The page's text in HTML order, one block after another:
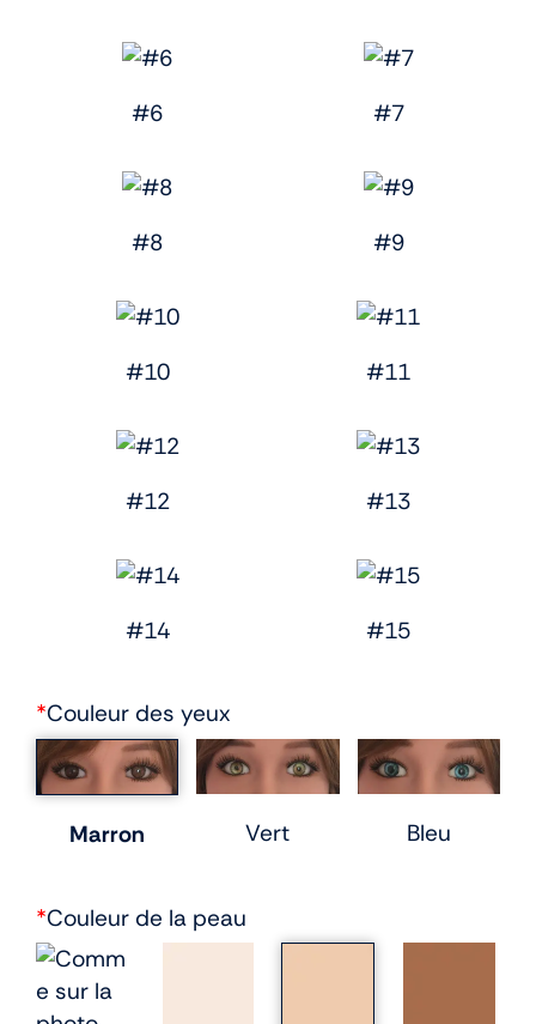
#6 #7
#8 #9
#10 #11
#12 #13
#14 #15
*Couleur des yeux
Marron Vert Bleu
*Couleur de la peau